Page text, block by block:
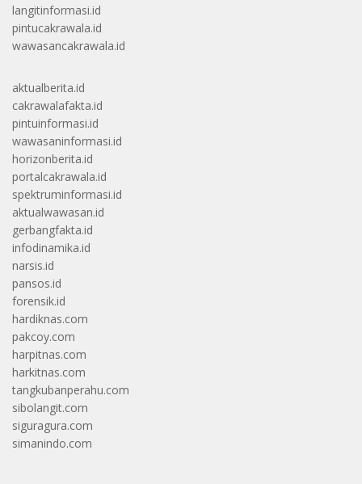
langitinformasi.id
pintucakrawala.id
wawasancakrawala.id
aktualberita.id
cakrawalafakta.id
pintuinformasi.id
wawasaninformasi.id
horizonberita.id
portalcakrawala.id
spektruminformasi.id
aktualwawasan.id
gerbangfakta.id
infodinamika.id
narsis.id
pansos.id
forensik.id
hardiknas.com
pakcoy.com
harpitnas.com
harkitnas.com
tangkubanperahu.com
sibolangit.com
siguragura.com
simanindo.com